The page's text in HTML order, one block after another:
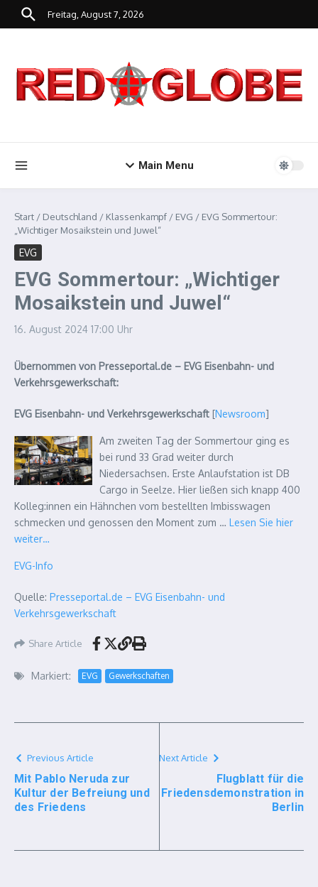
Zum Inhalt springen
Freitag, August 7, 2026
Main Menu
Start / Deutschland / Klassenkampf / EVG / EVG Sommertour:
„Wichtiger Mosaikstein und Juwel“
EVG
EVG Sommertour: „Wichtiger
Mosaikstein und Juwel“
16. August 2024 17:00 Uhr
Übernommen von Presseportal.de – EVG Eisenbahn- und
Verkehrsgewerkschaft:
EVG Eisenbahn- und Verkehrsgewerkschaft [Newsroom]
Am zweiten Tag der Sommertour ging es
bei rund 33 Grad weiter durch
Niedersachsen. Erste Anlaufstation ist DB
Cargo in Seelze. Hier ließen sich knapp 400
Kolleg:innen ein Hähnchen vom bestellten Imbisswagen
schmecken und genossen den Moment zum … Lesen Sie hier
weiter…
EVG-Info
Quelle: Presseportal.de – EVG Eisenbahn- und
Verkehrsgewerkschaft
Share Article
Markiert: EVG Gewerkschaften
Previous Article
Mit Pablo Neruda zur
Kultur der Befreiung und
des Friedens
Next Article
Flugblatt für die
Friedensdemonstration in
Berlin